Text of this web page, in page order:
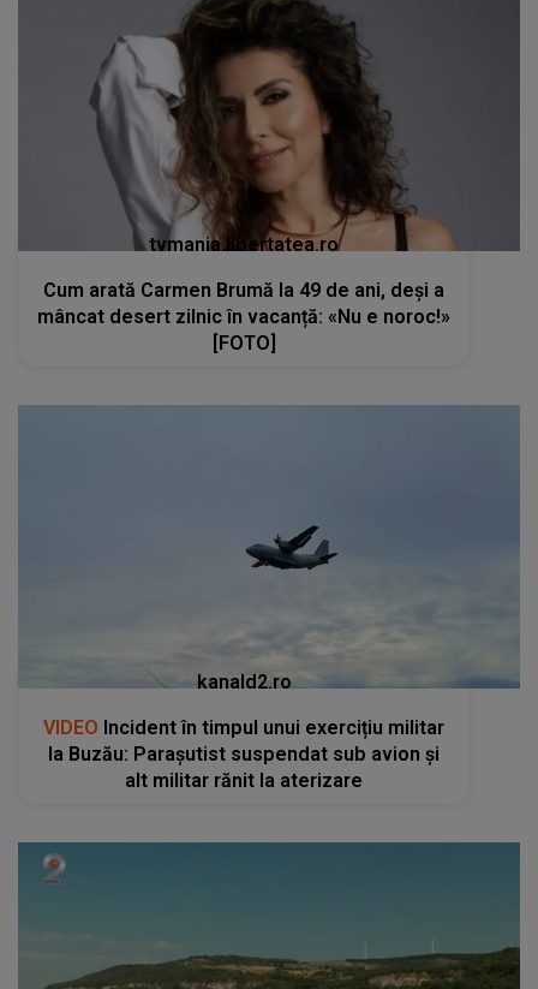
tvmania.libertatea.ro
Cum arată Carmen Brumă la 49 de ani, deși a
mâncat desert zilnic în vacanță: «Nu e noroc!»
[FOTO]
kanald2.ro
VIDEO Incident în timpul unui exercițiu militar
la Buzău: Parașutist suspendat sub avion și
alt militar rănit la aterizare